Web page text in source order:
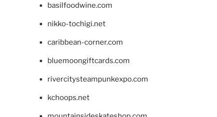
basilfoodwine.com
nikko-tochigi.net
caribbean-corner.com
bluemoongiftcards.com
rivercitysteampunkexpo.com
kchoops.net